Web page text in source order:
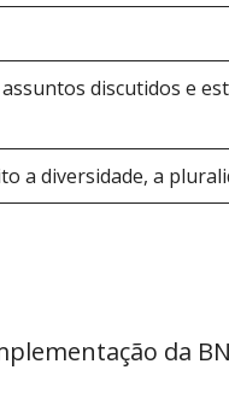
discutidos e
a diversidade, a
da